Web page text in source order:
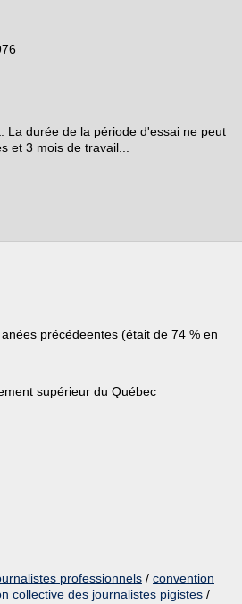
La durée de la période d'essai ne peut
et 3 mois de travail...
précédeentes (était de 74 % en
supérieur du Québec
professionnels / convention
collective des journalistes pigistes /